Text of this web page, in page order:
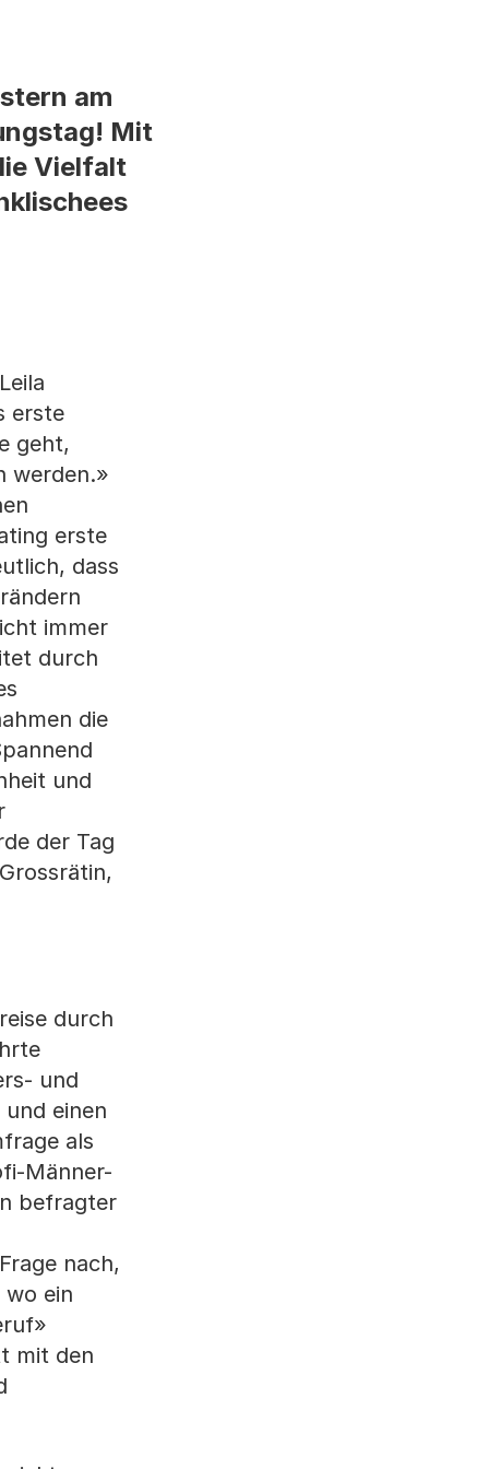
am
Mit
Vielfalt
erste
geht,
werden.»
erste
dass
immer
durch
die
und
der Tag
durch
und
einen
als
Männer-
befragter
nach,
ein
mit den